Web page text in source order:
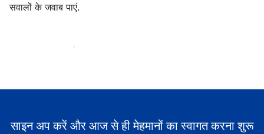
सवालों के जवाब पाएं.
मेहमानों का स्वागत करना शुरू करें
साइन अप करें और आज से ही मेहमानों का स्वागत करना शुरू